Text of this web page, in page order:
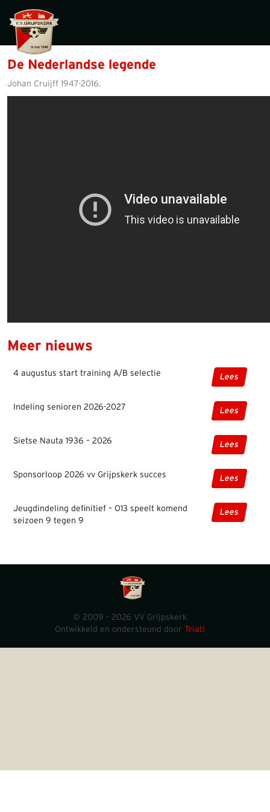
De Nederlandse legende
Johan Cruijff 1947-2016.
Meer nieuws
4 augustus start training A/B selectie Lees
Indeling senioren 2026-2027 Lees
Sietse Nauta 1936 – 2026 Lees
Sponsorloop 2026 vv Grijpskerk succes Lees
Jeugdindeling definitief – O13 speelt komend
seizoen 9 tegen 9
Lees
© 2009 - 2026 VV Grijpskerk
Ontwikkeld en ondersteund door Triati